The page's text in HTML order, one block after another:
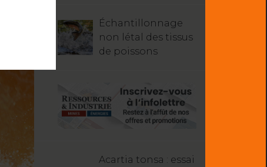
Échantillonnage
non létal des tissus
de poissons
Acartia tonsa : essai